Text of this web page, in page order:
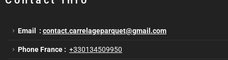
Email : contact.carrelageparquet@gmail.com
Phone France : +330134509950